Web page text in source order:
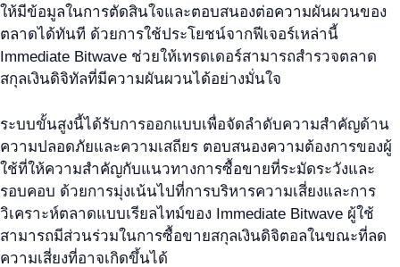
ให้มีข้อมูลในการตัดสินใจและตอบสนองต่อความผันผวนของ
ตลาดได้ทันที ด้วยการใช้ประโยชน์จากฟีเจอร์เหล่านี้
Immediate Bitwave ช่วยให้เทรดเดอร์สามารถสำรวจตลาด
สกุลเงินดิจิทัลที่มีความผันผวนได้อย่างมั่นใจ
ระบบขั้นสูงนี้ได้รับการออกแบบเพื่อจัดลำดับความสำคัญด้าน
ความปลอดภัยและความเสถียร ตอบสนองความต้องการของผู้
ใช้ที่ให้ความสำคัญกับแนวทางการซื้อขายที่ระมัดระวังและ
รอบคอบ ด้วยการมุ่งเน้นไปที่การบริหารความเสี่ยงและการ
วิเคราะห์ตลาดแบบเรียลไทม์ของ Immediate Bitwave ผู้ใช้
สามารถมีส่วนร่วมในการซื้อขายสกุลเงินดิจิตอลในขณะที่ลด
ความเสี่ยงที่อาจเกิดขึ้นได้